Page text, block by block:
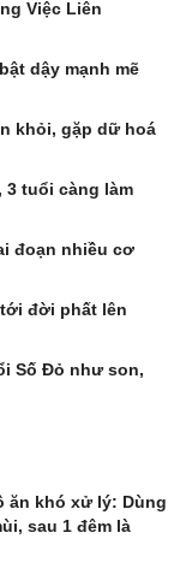
Việc Liên
dậy mạnh mẽ
khỏi, gặp dữ hoá
tuổi càng làm
đoạn nhiều cơ
đời phất lên
Số Đỏ như son,
ăn khó xử lý: Dùng
sau 1 đêm là